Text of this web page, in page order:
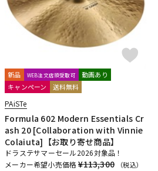
新品 WEB注文店頭受取可
動画あり
キャンペーン
送料無料
PAiSTe
Formula 602 Modern Essentials Cr
ash 20 [Collaboration with Vinnie
Colaiuta]【お取り寄せ商品】
ドラステサマーセール2026対象品！
メーカー希望小売価格¥113,300 （税込）